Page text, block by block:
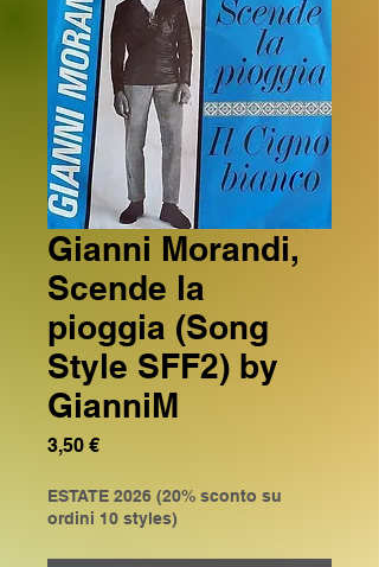
Gianni Morandi,
Scende la
pioggia (Song
Style SFF2) by
GianniM
3,50 €Prezzo
ESTATE 2026 (20% sconto su
ordini 10 styles)